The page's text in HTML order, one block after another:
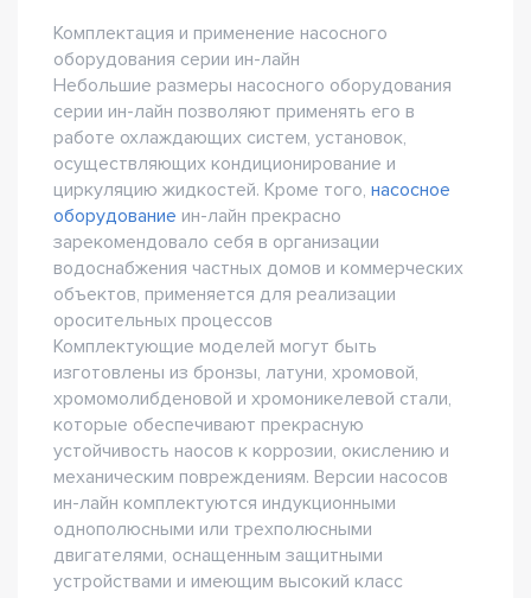
Комплектация и применение насосного
оборудования серии ин-лайн
Небольшие размеры насосного оборудования
серии ин-лайн позволяют применять его в
работе охлаждающих систем, установок,
осуществляющих кондиционирование и
циркуляцию жидкостей. Кроме того, насосное
оборудование ин-лайн прекрасно
зарекомендовало себя в организации
водоснабжения частных домов и коммерческих
объектов, применяется для реализации
оросительных процессов
Комплектующие моделей могут быть
изготовлены из бронзы, латуни, хромовой,
хромомолибденовой и хромоникелевой стали,
которые обеспечивают прекрасную
устойчивость наосов к коррозии, окислению и
механическим повреждениям. Версии насосов
ин-лайн комплектуются индукционными
однополюсными или трехполюсными
двигателями, оснащенным защитными
устройствами и имеющим высокий класс